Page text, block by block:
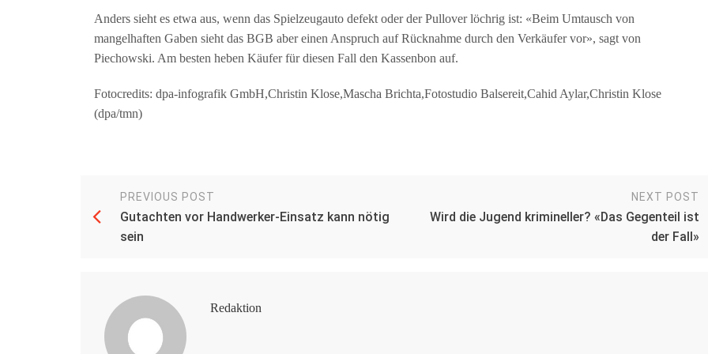
Anders sieht es etwa aus, wenn das Spielzeugauto defekt oder der Pullover löchrig ist: «Beim Umtausch von
mangelhaften Gaben sieht das BGB aber einen Anspruch auf Rücknahme durch den Verkäufer vor», sagt von
Piechowski. Am besten heben Käufer für diesen Fall den Kassenbon auf.
Fotocredits: dpa-infografik GmbH,Christin Klose,Mascha Brichta,Fotostudio Balsereit,Cahid Aylar,Christin Klose
(dpa/tmn)
PREVIOUS POST
Gutachten vor Handwerker-Einsatz kann nötig
sein
NEXT POST
Wird die Jugend krimineller? «Das Gegenteil ist
der Fall»
Redaktion